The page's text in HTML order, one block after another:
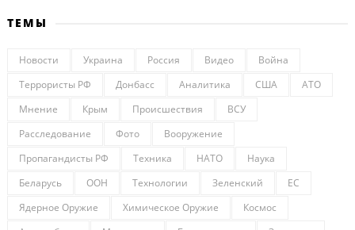
ТЕМЫ
Новости Украина Россия Видео
Война
Террористы РФ
Донбасс Аналитика США
АТО
Мнение
Крым Происшествия
ВСУ
Расследование
Фото
Вооружение
Пропагандисты РФ
Техника НАТО
Наука
Беларусь
ООН Технологии Зеленский
ЕС
Ядерное Оружие
Химическое Оружие
Космос